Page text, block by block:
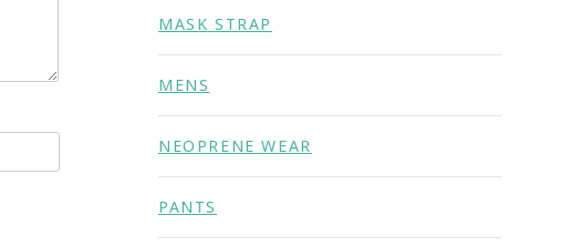
MASK STRAP
MENS
NEOPRENE WEAR
PANTS